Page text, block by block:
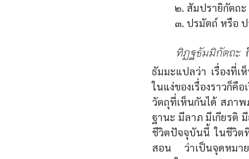
๒. สัมปรายิกัตถ
๓. ปรมัตถ์ หรือ
ทิฏฐธัมมิกัตถะก็
ธัมมะแปลว่า เรื่องที่เ
ในแง่ของเรื่องราวก็คื
วัตถุที่เห็นกันได้ สภา
ฐานะ มีลาภ มีเกียรติ
ชีวิตปัจจุบันนี้ ในชีวิต
สอน ว่าเป็นจุดหมาย